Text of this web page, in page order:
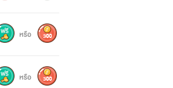
หรือ 300
หรือ 300